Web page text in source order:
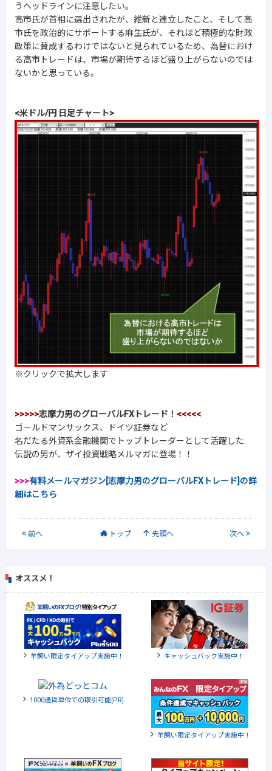
うヘッドラインに注意したい。
高市氏が首相に選出されたが、維新と連立したこと、そして高
市氏を政治的にサポートする麻生氏が、それほど積極的な財政
政策に賛成するわけではないと見られているため、為替におけ
る高市トレードは、市場が期待するほど盛り上がらないのでは
ないかと思っている。
<米ドル/円 日足チャート>
※クリックで拡大します
>>>>>志摩力男のグローバルFXトレード！ <<<<<
ゴールドマンサックス、ドイツ証券など
名だたる外資系金融機関でトップトレーダーとして活躍した
伝説の男が、ザイ投資戦略メルマガに登場！！
>>>有料メールマガジン[志摩力男のグローバルFXトレード]の詳
細はこちら
前へ トップ 先頭へ 次へ
オススメ！
羊飼い限定タイアップ実施中！ キャッシュバック実施中！
1000通貨単位での取引可能[PR]
羊飼い限定タイアップ実施中！